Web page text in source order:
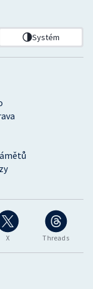
X Threads
Systém